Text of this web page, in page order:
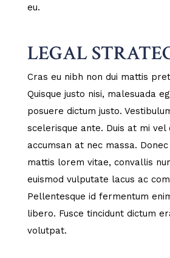
eu.
LEGAL
Cras eu nibh non dui mattis
Quisque justo nisi, malesuada
posuere dictum justo.
scelerisque ante. Duis at mi vel
accumsan at nec massa.
mattis lorem vitae, convallis
euismod vulputate lacus ac
Pellentesque id fermentum
libero. Fusce tincidunt dictum
volutpat.